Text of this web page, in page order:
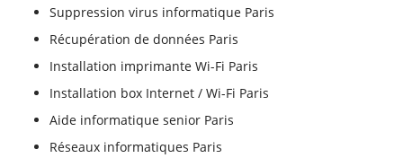
Suppression virus informatique Paris
Récupération de données Paris
Installation imprimante Wi-Fi Paris
Installation box Internet / Wi-Fi Paris
Aide informatique senior Paris
Réseaux informatiques Paris